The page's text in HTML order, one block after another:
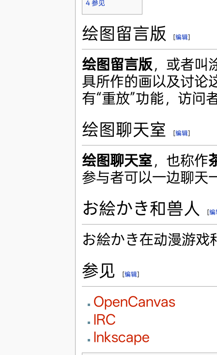
4 参见
绘图留言版 [编辑]
绘图留言版，或者叫
具所作的画以及讨论
有“重放”功能，访问
绘图聊天室 [编辑]
绘图聊天室，也称作
参与者可以一边聊天
お絵かき和兽人 [编
お絵かき在动漫游戏
参见 [编辑]
OpenCanvas
IRC
Inkscape